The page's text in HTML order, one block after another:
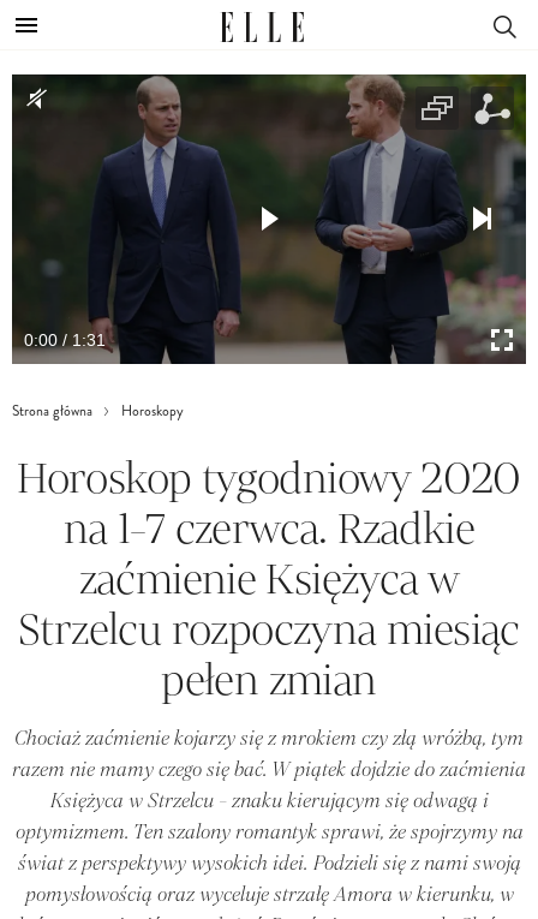
0:00 / 1:31
Strona główna Horoskopy
Horoskop tygodniowy 2020
na 1-7 czerwca. Rzadkie
zaćmienie Księżyca w
Strzelcu rozpoczyna miesiąc
pełen zmian
Chociaż zaćmienie kojarzy się z mrokiem czy złą wróżbą, tym
razem nie mamy czego się bać. W piątek dojdzie do zaćmienia
Księżyca w Strzelcu - znaku kierującym się odwagą i
optymizmem. Ten szalony romantyk sprawi, że spojrzymy na
świat z perspektywy wysokich idei. Podzieli się z nami swoją
pomysłowością oraz wyceluje strzałę Amora w kierunku, w